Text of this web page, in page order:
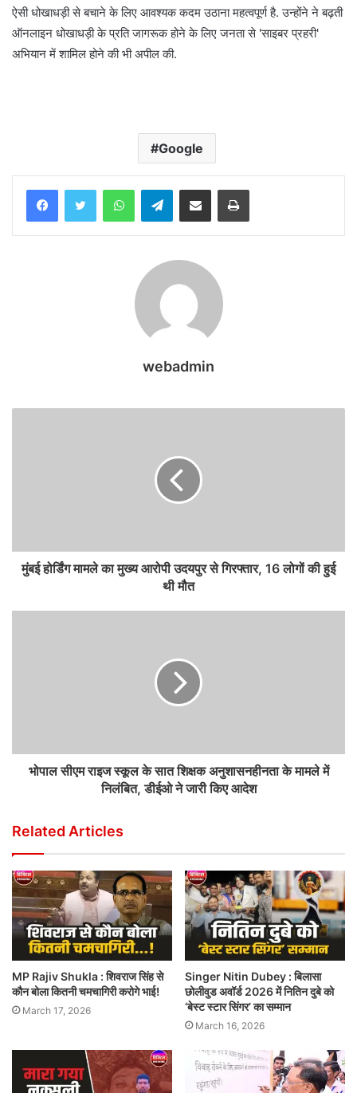
ऐसी धोखाधड़ी से बचाने के लिए आवश्यक कदम उठाना महत्वपूर्ण है. उन्होंने ने बढ़ती
ऑनलाइन धोखाधड़ी के प्रति जागरूक होने के लिए जनता से 'साइबर प्रहरी'
अभियान में शामिल होने की भी अपील की.
Google
WhatsAppTelegramShare via Email Print
webadmin
मुंबई होर्डिंग मामले का मुख्य आरोपी उदयपुर से गिरफ्तार, 16 लोगों की हुई
थी मौत
भोपाल सीएम राइज स्कूल के सात शिक्षक अनुशासनहीनता के मामले में
निलंबित, डीईओ ने जारी किए आदेश
Related Articles
MP Rajiv Shukla : शिवराज सिंह से
कौन बोला कितनी चमचागिरी करोगे भाई!
March 17, 2026
Singer Nitin Dubey : बिलासा
छोलीवुड अवॉर्ड 2026 में नितिन दुबे को
‘बेस्ट स्टार सिंगर’ का सम्मान
March 16, 2026